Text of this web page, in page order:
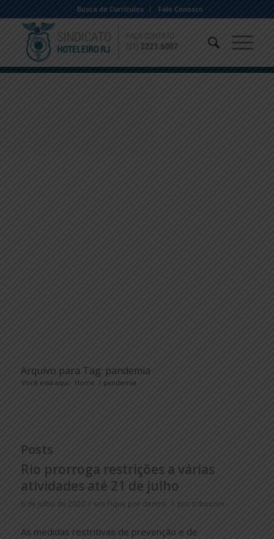
Busca de Currículos Fale Conosco
Arquivo para Tag: pandemia
Você está aqui: Home / pandemia
Posts
Rio prorroga restrições a várias
atividades até 21 de julho
6 de julho de 2020 / em Fique por dentro / por tribocom
As medidas restritivas de prevenção e de